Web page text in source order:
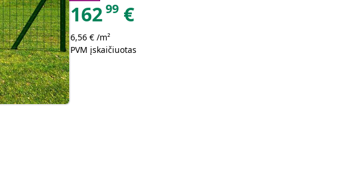
16299 €
6,56 € /m²
PVM įskaičiuotas